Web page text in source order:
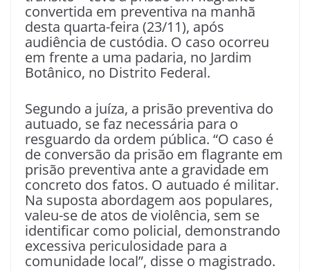
convertida em preventiva na manhã
desta quarta-feira (23/11), após
audiência de custódia. O caso ocorreu
em frente a uma padaria, no Jardim
Botânico, no Distrito Federal.
Segundo a juíza, a prisão preventiva do
autuado, se faz necessária para o
resguardo da ordem pública. “O caso é
de conversão da prisão em flagrante em
prisão preventiva ante a gravidade em
concreto dos fatos. O autuado é militar.
Na suposta abordagem aos populares,
valeu-se de atos de violência, sem se
identificar como policial, demonstrando
excessiva periculosidade para a
comunidade local”, disse o magistrado.